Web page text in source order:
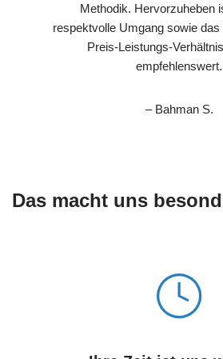
Methodik. Hervorzuheben
respektvolle Umgang sowie
Preis-Leistungs-
empfehlenswert.
– Bahman S.
Das macht uns